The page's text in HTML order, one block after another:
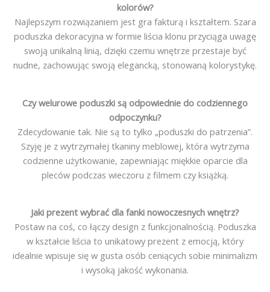
kolorów?
Najlepszym rozwiązaniem jest gra fakturą i kształtem. Szara
poduszka dekoracyjna w formie liścia klonu przyciąga uwagę
swoją unikalną linią, dzięki czemu wnętrze przestaje być
nudne, zachowując swoją elegancką, stonowaną kolorystykę.
Czy welurowe poduszki są odpowiednie do codziennego
odpoczynku?
Zdecydowanie tak. Nie są to tylko „poduszki do patrzenia”.
Szyję je z wytrzymałej tkaniny meblowej, która wytrzyma
codzienne użytkowanie, zapewniając miękkie oparcie dla
pleców podczas wieczoru z filmem czy książką.
Jaki prezent wybrać dla fanki nowoczesnych wnętrz?
Postaw na coś, co łączy design z funkcjonalnością. Poduszka
w kształcie liścia to unikatowy prezent z emocją, który
idealnie wpisuje się w gusta osób ceniących sobie minimalizm
i wysoką jakość wykonania.